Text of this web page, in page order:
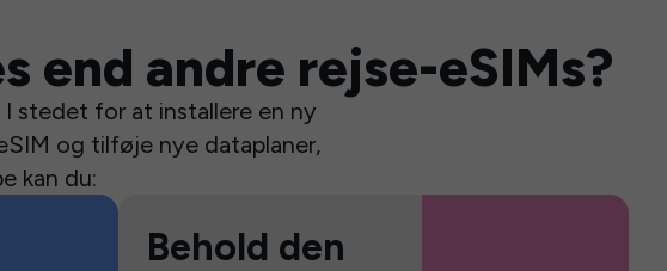
end andre rejse-eSIMs?
stedet for at installere en ny
og tilføje nye dataplaner,
kan du:
Behold den